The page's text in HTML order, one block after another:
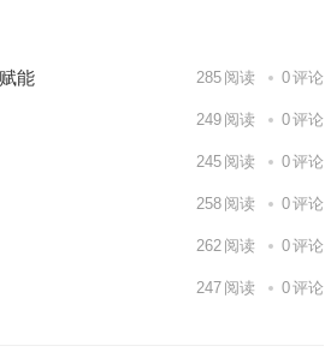
能 285 阅读 0评论
249 阅读 0评论
245 阅读 0评论
258 阅读 0评论
262 阅读 0评论
247 阅读 0评论